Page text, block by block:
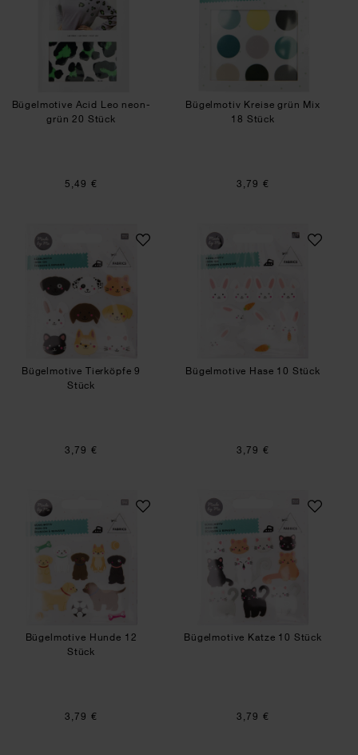
Bügelmotive Acid Leo neon-
grün 20 Stück
5,49 €
Bügelmotiv Kreise grün Mix
18 Stück
3,79 €
Bügelmotive Tierköpfe 9 Stück
Bügelmotive Tierköpfe 9
Stück
3,79 €
Bügelmotive
Bügelmotive Hase 10 Stück
3,79 €
Bügelmotive Hunde 12 Stück
Bügelmotive Hunde 12
Stück
3,79 €
Bügelmotive
Bügelmotive Katze 10 Stück
3,79 €